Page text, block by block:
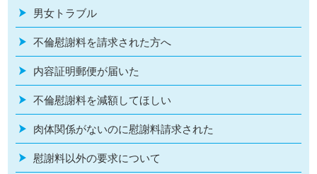
男女トラブル
不倫慰謝料を請求された方へ
内容証明郵便が届いた
不倫慰謝料を減額してほしい
肉体関係がないのに慰謝料請求された
慰謝料以外の要求について